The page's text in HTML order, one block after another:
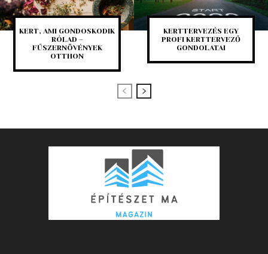
KERT, AMI GONDOSKODIK
RÓLAD –
FŰSZERNÖVÉNYEK
OTTHON
KERTTERVEZÉS EGY
PROFI KERTTERVEZŐ
GONDOLATAI